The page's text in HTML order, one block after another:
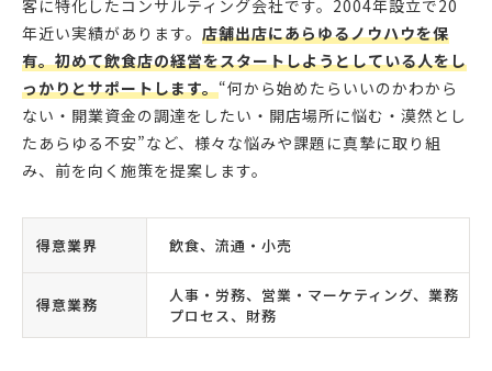
客に特化したコンサルティング会社です。2004年設立で20
年近い実績があります。 店舗出店にあらゆるノウハウを保
有。初めて飲食店の経営をスタートしようとしている人をし
っかりとサポートします。“何から始めたらいいのかわから
ない・開業資金の調達をしたい・開店場所に悩む・漠然とし
たあらゆる不安”など、様々な悩みや課題に真摯に取り組
み、前を向く施策を提案します。
得意業界 飲食、流通・小売
得意業務
人事・労務、営業・マーケティング、業務
プロセス、財務